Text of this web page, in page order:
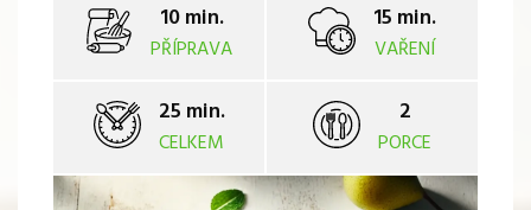
10 min.
PŘÍPRAVA
15 min.
VAŘENÍ
25 min.
CELKEM
2
PORCE